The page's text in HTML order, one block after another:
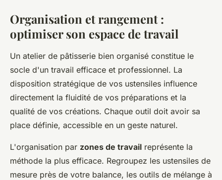
Organisation et rangement :
optimiser son espace de travail
Un atelier de pâtisserie bien organisé constitue le
socle d'un travail efficace et professionnel. La
disposition stratégique de vos ustensiles influence
directement la fluidité de vos préparations et la
qualité de vos créations. Chaque outil doit avoir sa
place définie, accessible en un geste naturel.
L'organisation par zones de travail représente la
méthode la plus efficace. Regroupez les ustensiles de
mesure près de votre balance, les outils de mélange à